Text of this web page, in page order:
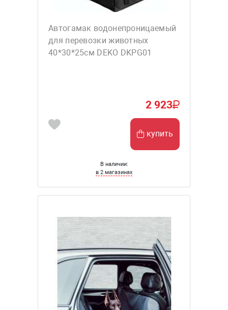
Автогамак водонепроницаемый
для перевозки животных
40*30*25см DEKO DKPG01
2 923
купить
В наличии:
в 2 магазинах